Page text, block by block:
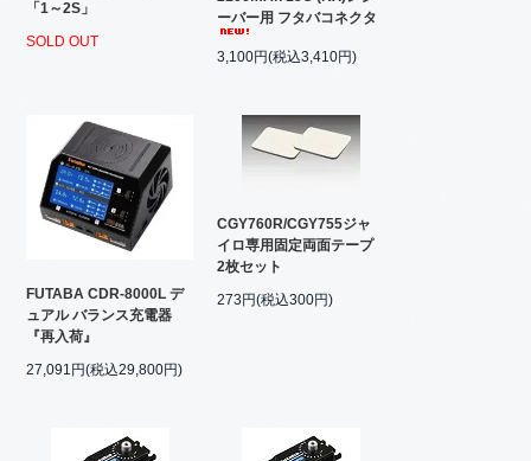
「1～2S」
SOLD OUT
ーバー用 フタバコネクタ
3,100円(税込3,410円)
FUTABA CDR-8000L デ
ュアル バランス充電器
『再入荷』
27,091円(税込29,800円)
CGY760R/CGY755ジャ
イロ専用固定両面テープ
2枚セット
273円(税込300円)